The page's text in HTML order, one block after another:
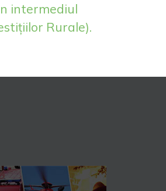
intermediul
Rurale).